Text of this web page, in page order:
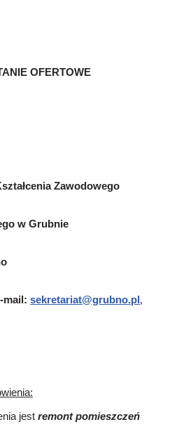
OFERTOWE
Zawodowego
w Grubnie
mail: sekretariat@grubno.pl,
jest remont pomieszczeń